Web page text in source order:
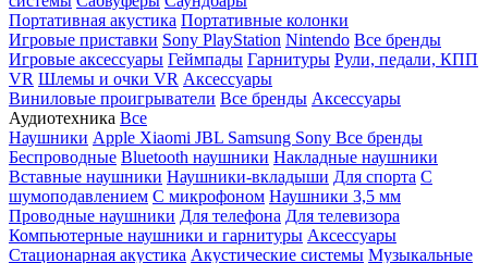
Портативная акустика Портативные колонки
Игровые приставки Sony PlayStation Nintendo Все бренды
Игровые аксессуары Геймпады Гарнитуры Рули, педали, КПП
VR Шлемы и очки VR Аксессуары
Виниловые проигрыватели Все бренды Аксессуары
Аудиотехника Все
Наушники Apple Xiaomi JBL Samsung Sony Все бренды
Беспроводные Bluetooth наушники Накладные наушники
Вставные наушники Наушники-вкладыши Для спорта С
шумоподавлением С микрофоном Наушники 3,5 мм
Проводные наушники Для телефона Для телевизора
Компьютерные наушники и гарнитуры Аксессуары
Стационарная акустика Акустические системы Музыкальные